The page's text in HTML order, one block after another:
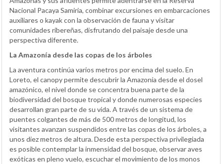
Nacional Pacaya Samiria, combinar excursiones en embarcaciones
auxiliares o kayak con la observación de fauna y visitar
comunidades ribereñas, disfrutando del paisaje desde una
perspectiva diferente.
La Amazonía desde las copas de los árboles
La aventura continúa varios metros por encima del suelo. En
Loreto, el canopy permite descubrir la Amazonía desde el dosel
amazónico, el nivel donde se concentra buena parte de la
biodiversidad del bosque tropical y donde numerosas especies
desarrollan gran parte de su vida. A través de un sistema de
puentes colgantes de más de 500 metros de longitud, los
visitantes avanzan suspendidos entre las copas de los árboles, a
unos diez metros de altura. Desde esta perspectiva privilegiada
es posible contemplar la inmensidad del bosque, observar aves
exóticas en pleno vuelo, escuchar el movimiento de los monos